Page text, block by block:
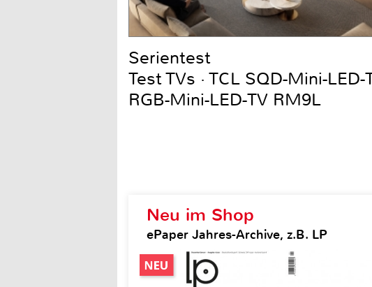
Neu im Shop
ePaper Jahres-Archive, z.B. LP
Serientest
Test TVs · TCL SQD-Mini-LED-
RGB-Mini-LED-TV RM9L